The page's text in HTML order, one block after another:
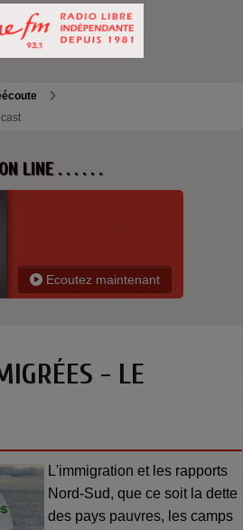
LINE . . . . . .
Ecoutez maintenant
- LE
L'immigration et les rapports
Nord-Sud, que ce soit la dette
des pays pauvres, les camps